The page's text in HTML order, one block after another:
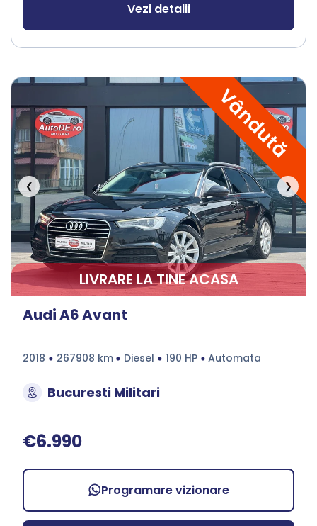
Vezi detalii
Vândută
❮ ❯
LIVRARE LA TINE ACASA
Audi A6 Avant
2018 267908 km Diesel 190 HP Automata
Bucuresti Militari
€6.990
Programare vizionare